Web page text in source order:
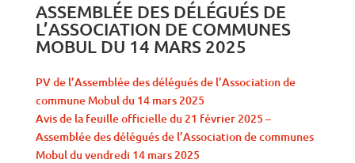
ASSEMBLÉE DES DÉLÉGUÉS DE
L’ASSOCIATION DE COMMUNES
MOBUL DU 14 MARS 2025
PV de l’Assemblée des délégués de l’Association de
commune Mobul du 14 mars 2025
Avis de la feuille officielle du 21 février 2025 –
Assemblée des délégués de l’Association de communes
Mobul du vendredi 14 mars 2025